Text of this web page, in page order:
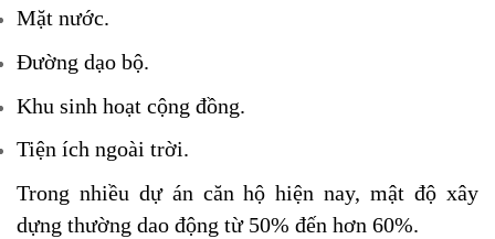
Mặt nước.
Đường dạo bộ.
Khu sinh hoạt cộng đồng.
Tiện ích ngoài trời.
Trong nhiều dự án căn hộ hiện nay, mật độ xây
dựng thường dao động từ 50% đến hơn 60%.